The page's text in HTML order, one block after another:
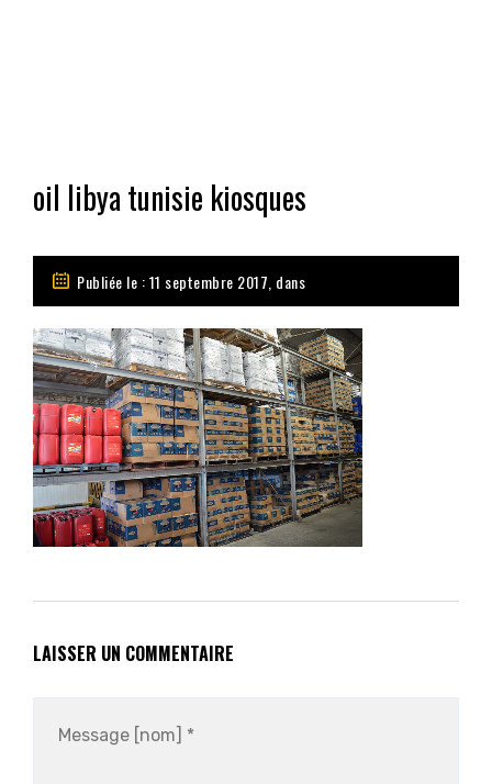
oil libya tunisie kiosques
Publiée le : 11 septembre 2017, dans
LAISSER UN COMMENTAIRE